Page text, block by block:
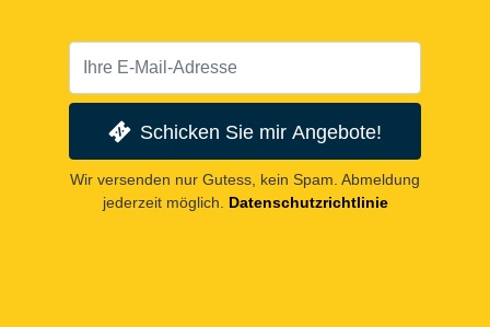
Schicken Sie mir Angebote!
Wir versenden nur Gutess, kein Spam. Abmeldung
jederzeit möglich.
Datenschutzrichtlinie